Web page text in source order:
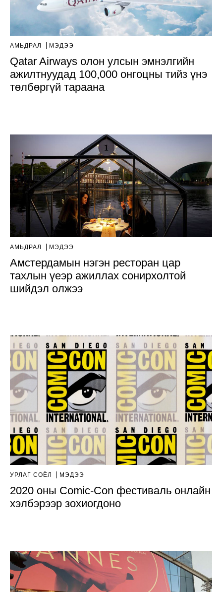
АМЬДРАЛ МЭДЭЭ
Qatar Airways олон улсын эмнэлгийн
ажилтнуудад 100,000 онгоцны тийз үнэ
төлбөргүй тараана
АМЬДРАЛ МЭДЭЭ
Амстердамын нэгэн ресторан цар
тахлын үеэр ажиллах сонирхолтой
шийдэл олжээ
УРЛАГ СОЁЛ МЭДЭЭ
2020 оны Comic-Con фестиваль онлайн
хэлбэрээр зохиогдоно